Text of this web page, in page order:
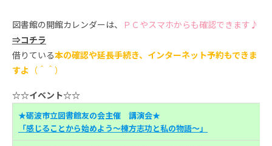
図書館の開館カレンダーは、
ＰＣやスマホからも確認できます♪
⇒コチラ
借りている本の確認や延長手続き、インターネット予約もできま
すよ （＾＾）
☆☆イベント☆☆
★砺波市立図書館友の会主催 講演会★
「感じることから始めよう～棟方志功と私の物語～」